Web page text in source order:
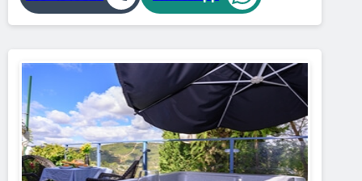
אמיתי. לחצו להזמנה עכשיו ותנו לעצמכם את המתנה שהכי
מגיעה לכם שקט, נוף ושלווה